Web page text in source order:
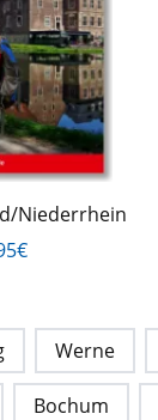
Niederrhein
Werne
Bochum